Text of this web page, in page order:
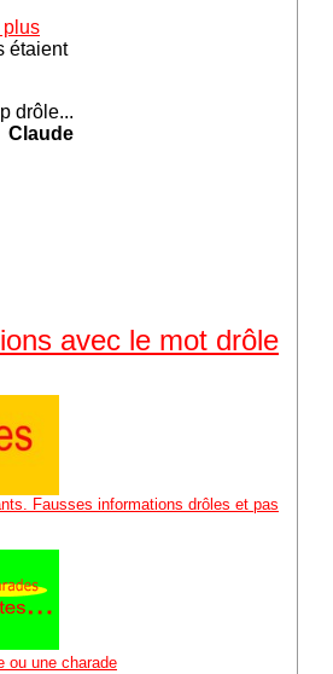
plus
étaient
drôle...
Claude
avec le mot drôle
Fausses informations drôles et pas
ou une charade